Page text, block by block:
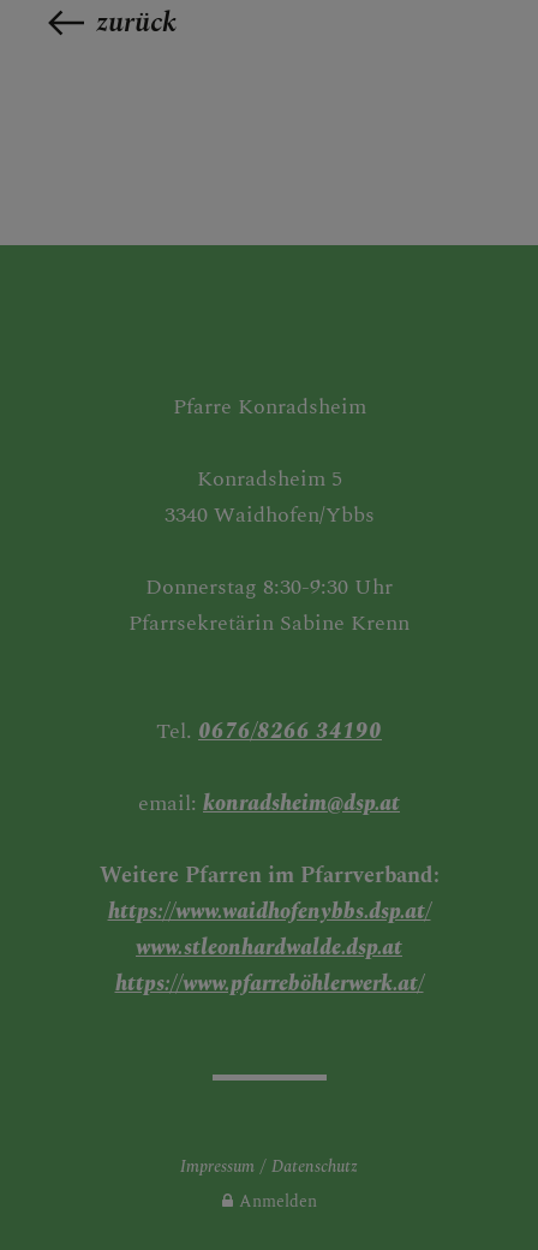
zurück
Pfarre Konradsheim
Konradsheim 5
3340 Waidhofen/Ybbs
Donnerstag 8:30-9:30 Uhr
Pfarrsekretärin Sabine Krenn
Tel. 0676/8266 34190
email: konradsheim@dsp.at
Weitere Pfarren im Pfarrverband:
https://www.waidhofenybbs.dsp.at/
www.stleonhardwalde.dsp.at
https://www.pfarreböhlerwerk.at/
Impressum
Datenschutz
Anmelden